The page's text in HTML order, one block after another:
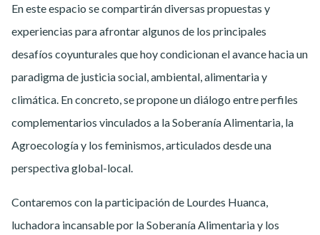
En este espacio se compartirán diversas propuestas y
experiencias para afrontar algunos de los principales
desafíos coyunturales que hoy condicionan el avance hacia un
paradigma de justicia social, ambiental, alimentaria y
climática. En concreto, se propone un diálogo entre perfiles
complementarios vinculados a la Soberanía Alimentaria, la
Agroecología y los feminismos, articulados desde una
perspectiva global-local.
Contaremos con la participación de Lourdes Huanca,
luchadora incansable por la Soberanía Alimentaria y los